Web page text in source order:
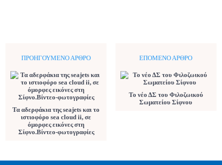
ΠΡΟΗΓΟΎΜΕΝΟ ΆΡΘΡΟ
Τα αδερφάκια της seajets και το
ιστιοφόρο sea cloud ii, σε
όμορφες εικόνες στη
Σίφνο.Βίντεο-φωτογραφίες
ΕΠΌΜΕΝΟ ΆΡΘΡΟ
Το νέο ΔΣ του Φιλοζωικού
Σωματείου Σίφνου